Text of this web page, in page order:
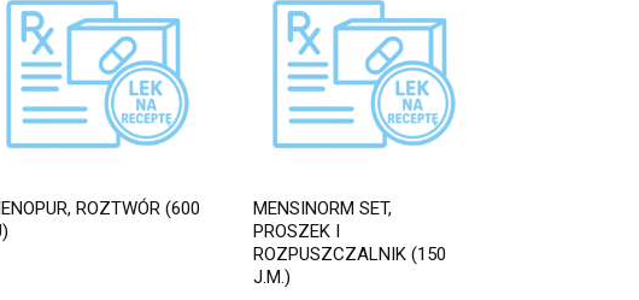
ROZTWÓR (600
MENSINORM SET,
PROSZEK I
ROZPUSZCZALNIK (150
J.M.)